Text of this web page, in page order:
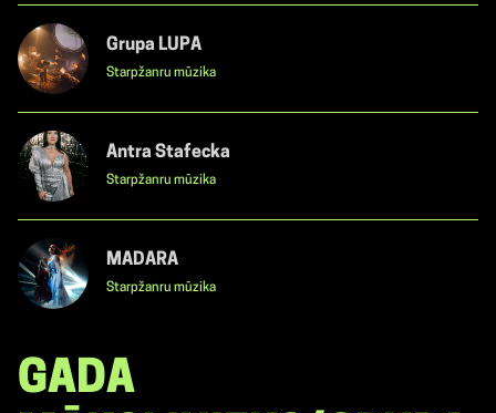
Grupa LUPA
Starpžanru mūzika
Antra Stafecka
Starpžanru mūzika
MADARA
Starpžanru mūzika
GADA